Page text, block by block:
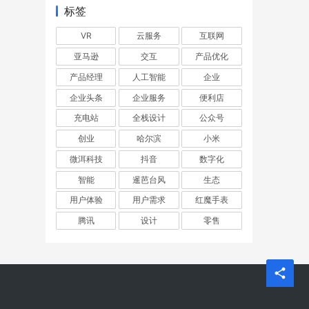
标签
VR 云服务
互联网
亚马逊
交互
产品优化
产品经理
人工智能
企业
企业头条
企业服务
便利店
充电站
全栈设计
公众号
创业
哈尔滨
小米
微洱科技
抖音
数字化
智能
暹芭台风
生态
用户体验
用户需求
红魔手表
腾讯
设计 零售